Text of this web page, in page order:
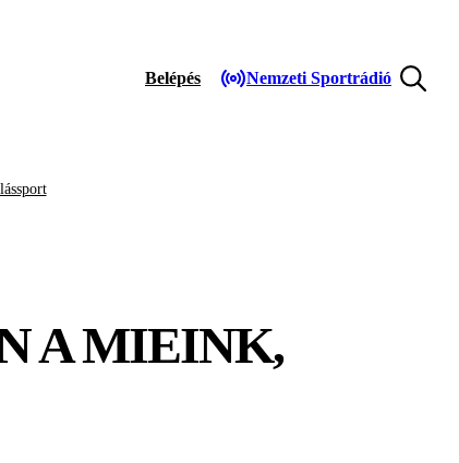
Belépés Nemzeti Sportrádió
A MIEINK,